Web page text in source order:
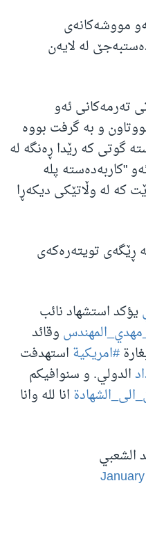
مووشه‌کانه‌ی
له‌ لایه‌ن
ته‌رمه‌کانی ئه‌و
و به‌ گرفت بووه‌
گوتی که‌ رێدا ڕه‌نگه‌ له‌
"کاربه‌ده‌سته‌ پله‌
که‌ له‌ وڵاتێکی دیکه‌ڕا
تویتەرەکەی
يؤكد استشهاد نائب
وقائد
#امريكية استهدفت
الدولي. و سنوافيكم
انا لله وانا
الشعبي